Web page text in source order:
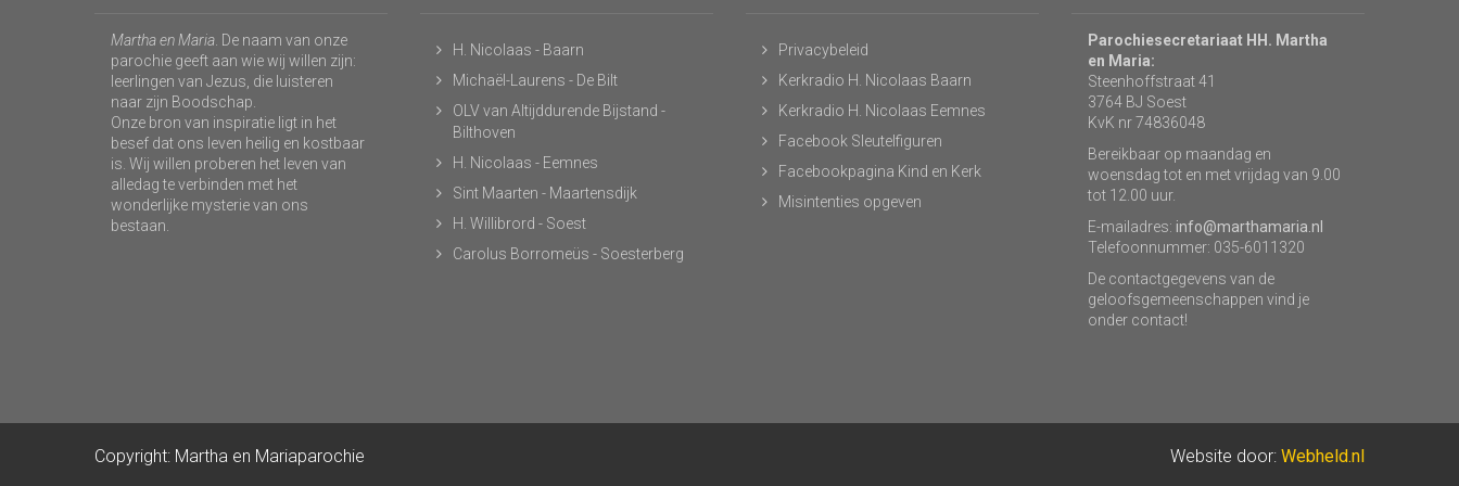
Martha en Maria . De naam van onze
parochie geeft aan wie wij willen zijn:
leerlingen van Jezus, die luisteren
naar zijn Boodschap.
Onze bron van inspiratie ligt in het
besef dat ons leven heilig en kostbaar
is. Wij willen proberen het leven van
alledag te verbinden met het
wonderlijke mysterie van ons
bestaan.
H. Nicolaas - Baarn
Michaël-Laurens - De Bilt
OLV van Altijddurende Bijstand -
Bilthoven
H. Nicolaas - Eemnes
Sint Maarten - Maartensdijk
H. Willibrord - Soest
Carolus Borromeüs - Soesterberg
Privacybeleid
Kerkradio H. Nicolaas Baarn
Kerkradio H. Nicolaas Eemnes
Facebook Sleutelfiguren
Facebookpagina Kind en Kerk
Misintenties opgeven
Parochiesecretariaat HH. Martha
en Maria:
Steenhoffstraat 41
3764 BJ Soest
KvK nr 74836048
Bereikbaar op maandag en
woensdag tot en met vrijdag van 9.00
tot 12.00 uur.
E-mailadres: info@marthamaria.nl
Telefoonnummer: 035-6011320
De contactgegevens van de
geloofsgemeenschappen vind je
onder contact!
Copyright: Martha en Mariaparochie Website door: Webheld.nl